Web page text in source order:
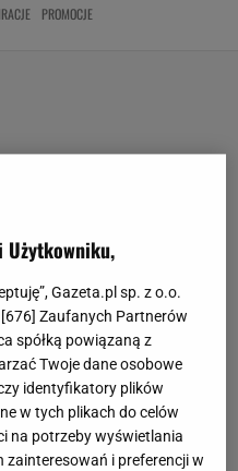
PROMOCJE
Użytkowniku,
Gazeta.pl sp. z o.o.
676] Zaufanych Partnerów
spółką powiązaną z
Twoje dane osobowe
identyfikatory plików
w tych plikach do celów
na potrzeby wyświetlania
i preferencji w